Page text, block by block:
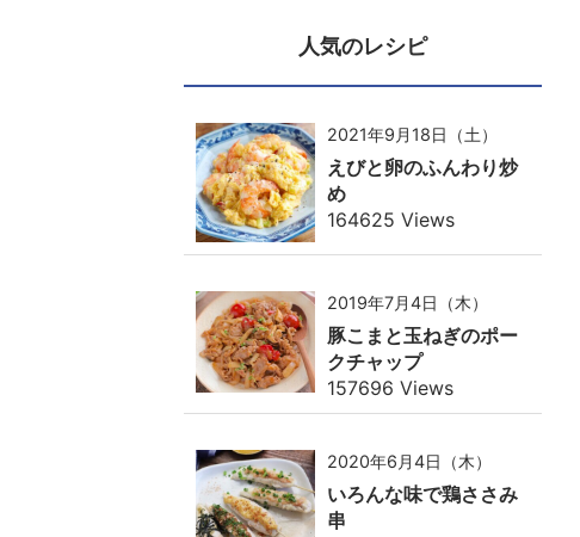
人気のレシピ
2021年9月18日（土）
えびと卵のふんわり炒
め
164625 Views
2019年7月4日（木）
豚こまと玉ねぎのポー
クチャップ
157696 Views
2020年6月4日（木）
いろんな味で鶏ささみ
串